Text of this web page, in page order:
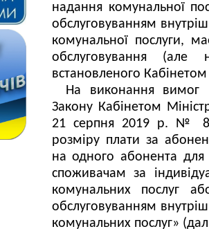
надання комунальної
обслуговуванням
комунальної послуги,
обслуговування (але
встановленого Кабінетом
На виконання вимог
Закону Кабінетом
21 серпня 2019 р. №
розміру плати за
на одного абонента
споживачам за
комунальних послуг
обслуговуванням
комунальних послуг»